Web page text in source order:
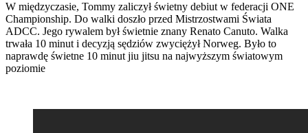
W międzyczasie, Tommy zaliczył świetny debiut w federacji ONE
Championship. Do walki doszło przed Mistrzostwami Świata
ADCC. Jego rywalem był świetnie znany Renato Canuto. Walka
trwała 10 minut i decyzją sędziów zwyciężył Norweg. Było to
naprawdę świetne 10 minut jiu jitsu na najwyższym światowym
poziomie